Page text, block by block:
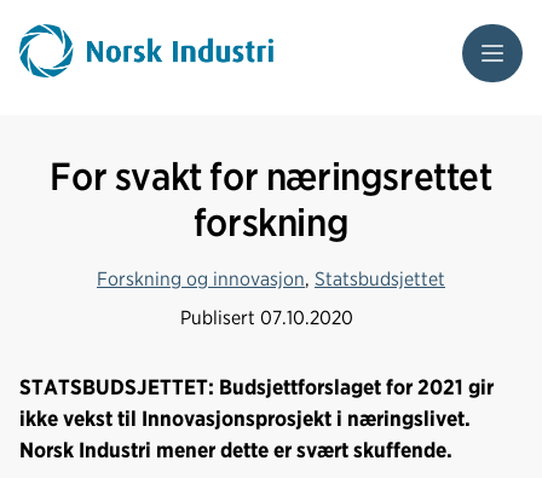
Meny
For svakt for næringsrettet
forskning
Forskning og innovasjon, Statsbudsjettet
Publisert 07.10.2020
STATSBUDSJETTET: Budsjettforslaget for 2021 gir
ikke vekst til Innovasjonsprosjekt i næringslivet.
Norsk Industri mener dette er svært skuffende.